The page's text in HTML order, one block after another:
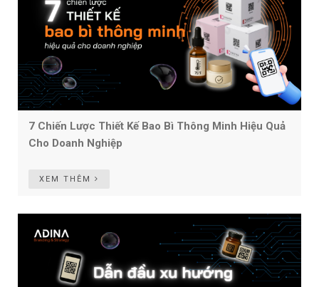
7 Chiến Lược Thiết Kế Bao Bì Thông Minh Hiệu Quả
Cho Doanh Nghiệp
XEM THÊM